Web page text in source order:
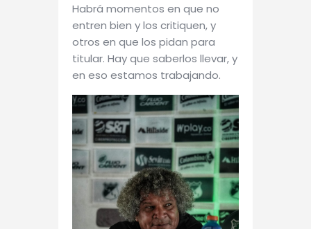
Habrá momentos en que no
entren bien y los critiquen, y
otros en que los pidan para
titular. Hay que saberlos llevar, y
en eso estamos trabajando.